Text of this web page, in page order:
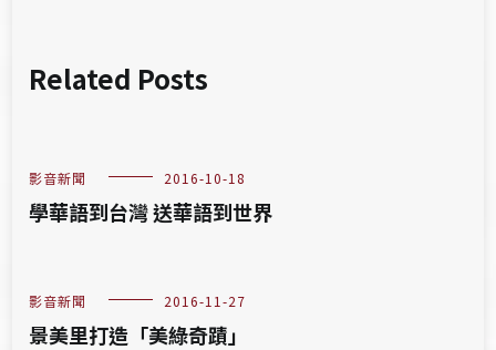
Related Posts
影音新聞 2016-10-18
學華語到台灣 送華語到世界
影音新聞 2016-11-27
景美里打造「美綠奇蹟」